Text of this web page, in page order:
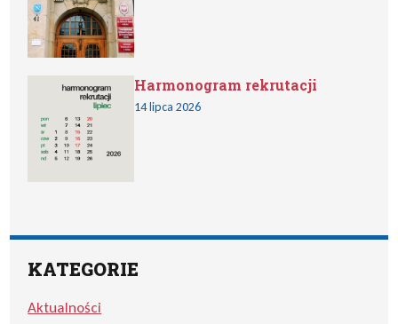
Harmonogram rekrutacji
14 lipca 2026
KATEGORIE
Aktualności